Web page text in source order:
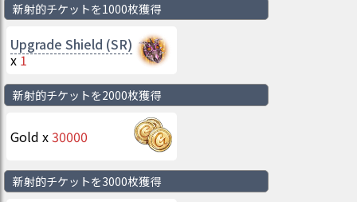
新射的チケットを1000枚獲得
Upgrade Shield (SR)
x1
新射的チケットを2000枚獲得
Gold x30000
新射的チケットを3000枚獲得